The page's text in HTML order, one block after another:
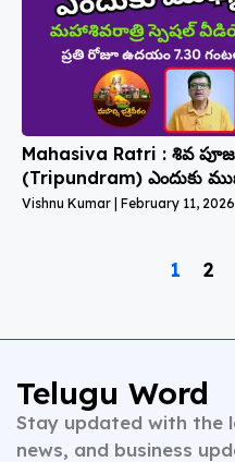
Mahasiva Ratri : శివ
(Tripundram) ఎందుకు
Vishnu Kumar February 11, 2026
1 2
Telugu Word
Stay updated with the
news, and business